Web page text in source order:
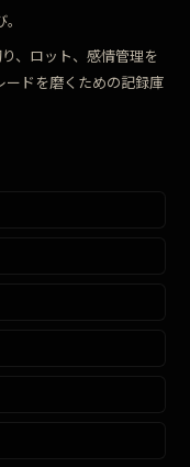
、ロット、感情管理を
ドを磨くための記録庫